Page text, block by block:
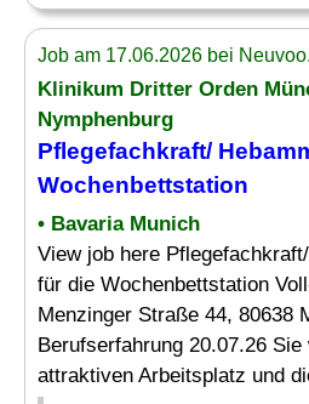
Job am 17.06.2026 bei
Klinikum Dritter Orden
Nymphenburg
Pflegefachkraft/
Wochenbettstation
• Bavaria Munich
View job here Pflegefachkraft/
für die Wochenbettstation
Menzinger Straße 44, 80638
Berufserfahrung 20.07.26
attraktiven Arbeitsplatz und